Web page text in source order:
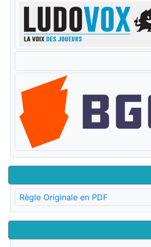
Règle Originale en PDF